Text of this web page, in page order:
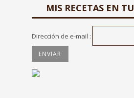
MIS RECETAS EN
Dirección de e-mail :